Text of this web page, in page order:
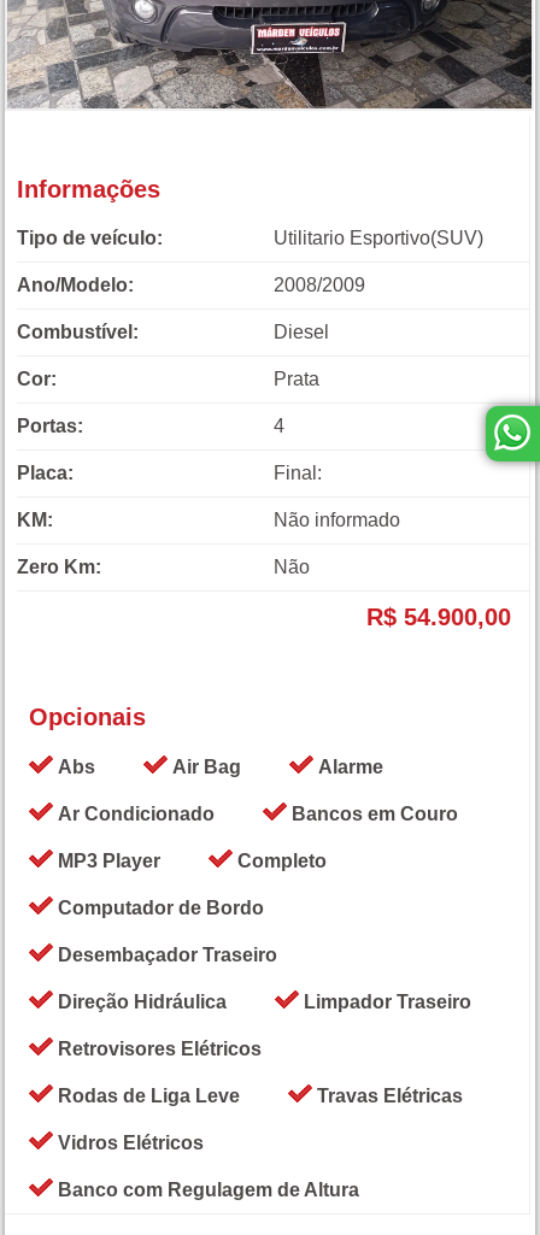
Informações
Tipo de veículo: Utilitario Esportivo(SUV)
Ano/Modelo: 2008/2009
Combustível: Diesel
Cor: Prata
Portas: 4
Placa: Final:
KM: Não informado
Zero Km: Não
R$ 54.900,00
Opcionais
Abs Air Bag Alarme
Ar Condicionado Bancos em Couro
MP3 Player Completo
Computador de Bordo
Desembaçador Traseiro
Direção Hidráulica Limpador Traseiro
Retrovisores Elétricos
Rodas de Liga Leve Travas Elétricas
Vidros Elétricos
Banco com Regulagem de Altura